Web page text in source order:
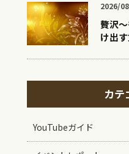
2026/
贅沢
け出
カテ
YouTubeガイド